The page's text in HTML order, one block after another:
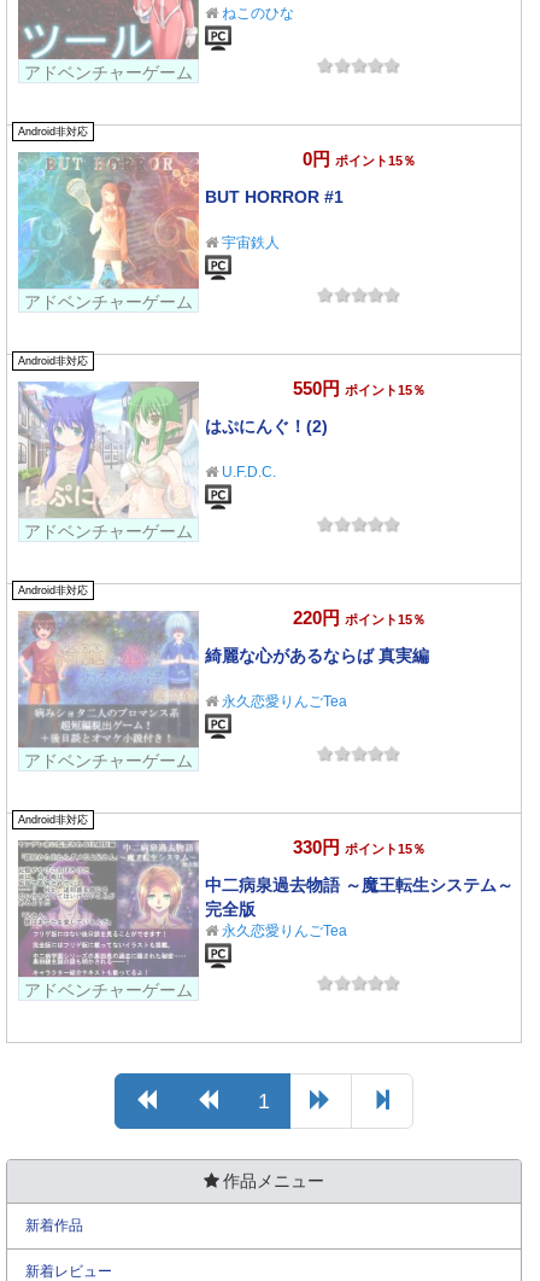
アドベンチャーゲーム
ねこのひな
Android非対応
アドベンチャーゲーム
0円 ポイント15％
BUT HORROR #1
宇宙鉄人
Android非対応
アドベンチャーゲーム
550円 ポイント15％
はぷにんぐ！(2)
U.F.D.C.
Android非対応
アドベンチャーゲーム
220円 ポイント15％
綺麗な心があるならば 真実編
永久恋愛りんごTea
Android非対応
アドベンチャーゲーム
330円 ポイント15％
中二病泉過去物語 ～魔王転生システム～
完全版
永久恋愛りんごTea
1
作品メニュー
新着作品
新着レビュー